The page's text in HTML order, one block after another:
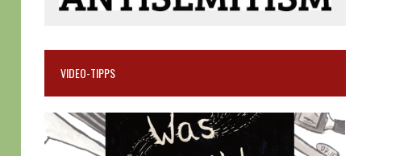
VIDEO-TIPPS